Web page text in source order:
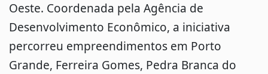
Oeste. Coordenada pela Agência de
Desenvolvimento Econômico, a iniciativa
percorreu empreendimentos em Porto
Grande, Ferreira Gomes, Pedra Branca do